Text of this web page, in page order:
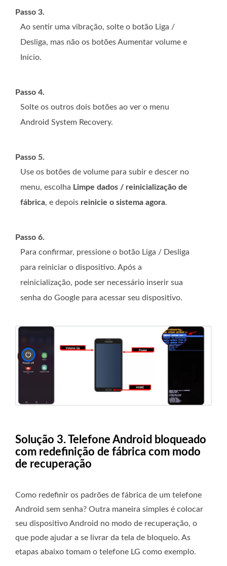
Passo 3.
Ao sentir uma vibração, solte o botão Liga /
Desliga, mas não os botões Aumentar volume e
Início.
Passo 4.
Solte os outros dois botões ao ver o menu
Android System Recovery.
Passo 5.
Use os botões de volume para subir e descer no
menu, escolha Limpe dados / reinicialização de
fábrica, e depois reinicie o sistema agora.
Passo 6.
Para confirmar, pressione o botão Liga / Desliga
para reiniciar o dispositivo. Após a
reinicialização, pode ser necessário inserir sua
senha do Google para acessar seu dispositivo.
Solução 3. Telefone Android bloqueado
com redefinição de fábrica com modo
de recuperação
Como redefinir os padrões de fábrica de um telefone
Android sem senha? Outra maneira simples é colocar
seu dispositivo Android no modo de recuperação, o
que pode ajudar a se livrar da tela de bloqueio. As
etapas abaixo tomam o telefone LG como exemplo.